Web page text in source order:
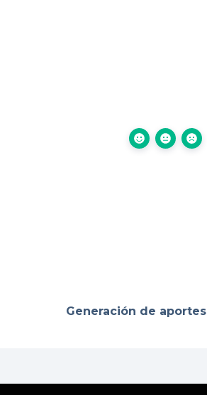
Generación de aportes